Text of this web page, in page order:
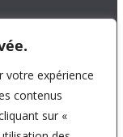
votre expérience
contenus
sur «